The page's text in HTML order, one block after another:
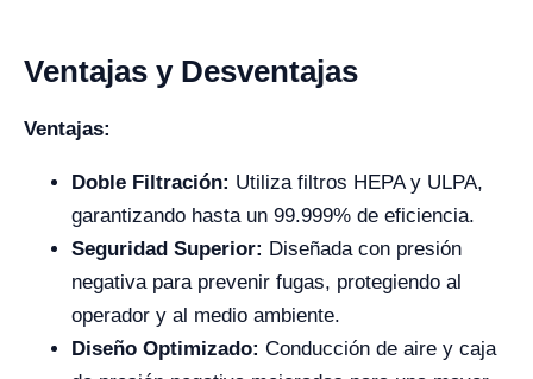
Ventajas y Desventajas
Ventajas:
Doble Filtración: Utiliza filtros HEPA y ULPA,
garantizando hasta un 99.999% de eficiencia.
Seguridad Superior: Diseñada con presión
negativa para prevenir fugas, protegiendo al
operador y al medio ambiente.
Diseño Optimizado: Conducción de aire y caja